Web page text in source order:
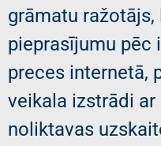
grāmatu
pieprasījumu pēc
preces internetā,
veikala izstrādi
noliktavas